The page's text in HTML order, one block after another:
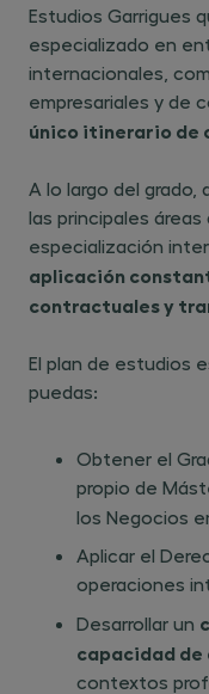
Estudios Garrigues
especializado en
internacionales,
empresariales y de
único itinerario de
A lo largo del grado,
las principales
especialización
aplicación
contractuales y
El plan de estudios
puedas:
Obtener el
propio de
los Negocios
Aplicar el
operaciones
Desarrollar un ​
capacidad de
contextos